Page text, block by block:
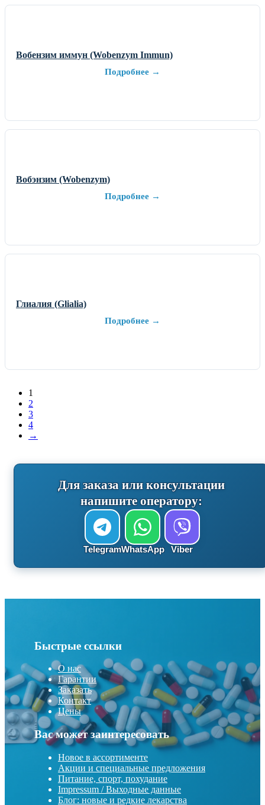
Вобензим иммун (Wobenzym Immun)
Подробнее →
Вобэнзим (Wobenzym)
Подробнее →
Глиалия (Glialia)
Подробнее →
1
2
3
4
→
Для заказа или консультации
напишите оператору:
TelegramWhatsApp Viber
Быстрые ссылки
О нас
Гарантии
Заказать
Контакт
Цены
Вас может заинтересовать
Новое в ассортименте
Акции и специальные предложения
Питание, спорт, похудание
Impressum / Выходные данные
Блог: новые и редкие лекарства